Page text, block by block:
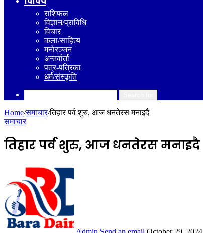
राशिफल
विज्ञान/प्राविधि
विचार
कला/साहित्य
मनोरञ्जन
अन्तर्वार्ता
पत्र-पत्रिका
धर्म/संस्कृति
Home/समाचार/तिहार पर्व शुरु, आज धनतेरस मनाइदै
समाचार
तिहार पर्व शुरु, आज धनतेरस मनाइदै